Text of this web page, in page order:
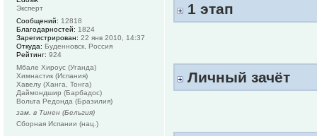
1 этап
Личный зачёт
Эксперт
Сообщений: 12818
Благодарностей: 1824
Зарегистрирован: 22 янв 2010, 14:37
Откуда: Буденновск, Россия
Рейтинг: 924
Мбале Хироус (Уганда)
Химнастик (Испания)
Хавелу (Ханга, Тонга)
Даймондшир (Барбадос)
Вольта Редонда (Бразилия)
зам. в Тинен (Бельгия)
Сборная Испании (нац.)